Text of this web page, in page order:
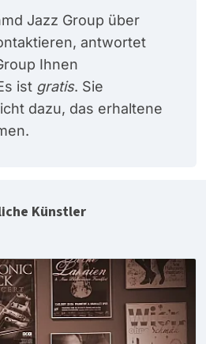
Jazz Group über
antwortet
Ihnen
ist gratis. Sie
dazu, das erhaltene
Künstler